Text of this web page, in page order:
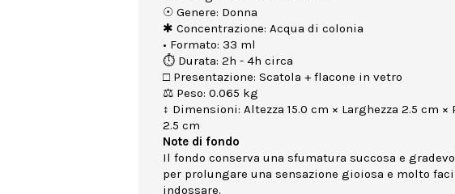
☉ Genere: Donna
✱ Concentrazione: Acqua di colonia
• Formato: 33 ml
⏱ Durata: 2h - 4h circa
□ Presentazione: Scatola + flacone in vetro
⚖ Peso: 0.065 kg
↕ Dimensioni: Altezza 15.0 cm × Larghezza 2.5 cm ×
2.5 cm
Note di fondo
Il fondo conserva una sfumatura succosa e
per prolungare una sensazione gioiosa e molto
indossare.